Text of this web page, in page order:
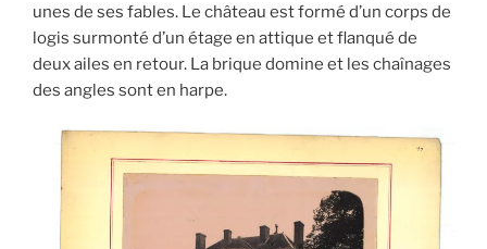
unes de ses fables. Le château est formé d’un corps de
logis surmonté d’un étage en attique et flanqué de
deux ailes en retour. La brique domine et les chaînages
des angles sont en harpe.